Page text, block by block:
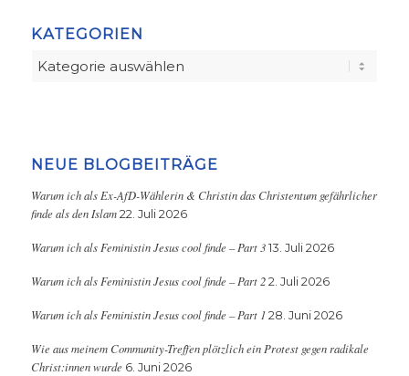
KATEGORIEN
Kategorien
NEUE BLOGBEITRÄGE
Warum ich als Ex-AfD-Wählerin & Christin das Christentum gefährlicher
finde als den Islam 22. Juli 2026
Warum ich als Feministin Jesus cool finde – Part 3 13. Juli 2026
Warum ich als Feministin Jesus cool finde – Part 2 2. Juli 2026
Warum ich als Feministin Jesus cool finde – Part 1 28. Juni 2026
Wie aus meinem Community-Treffen plötzlich ein Protest gegen radikale
Christ:innen wurde 6. Juni 2026